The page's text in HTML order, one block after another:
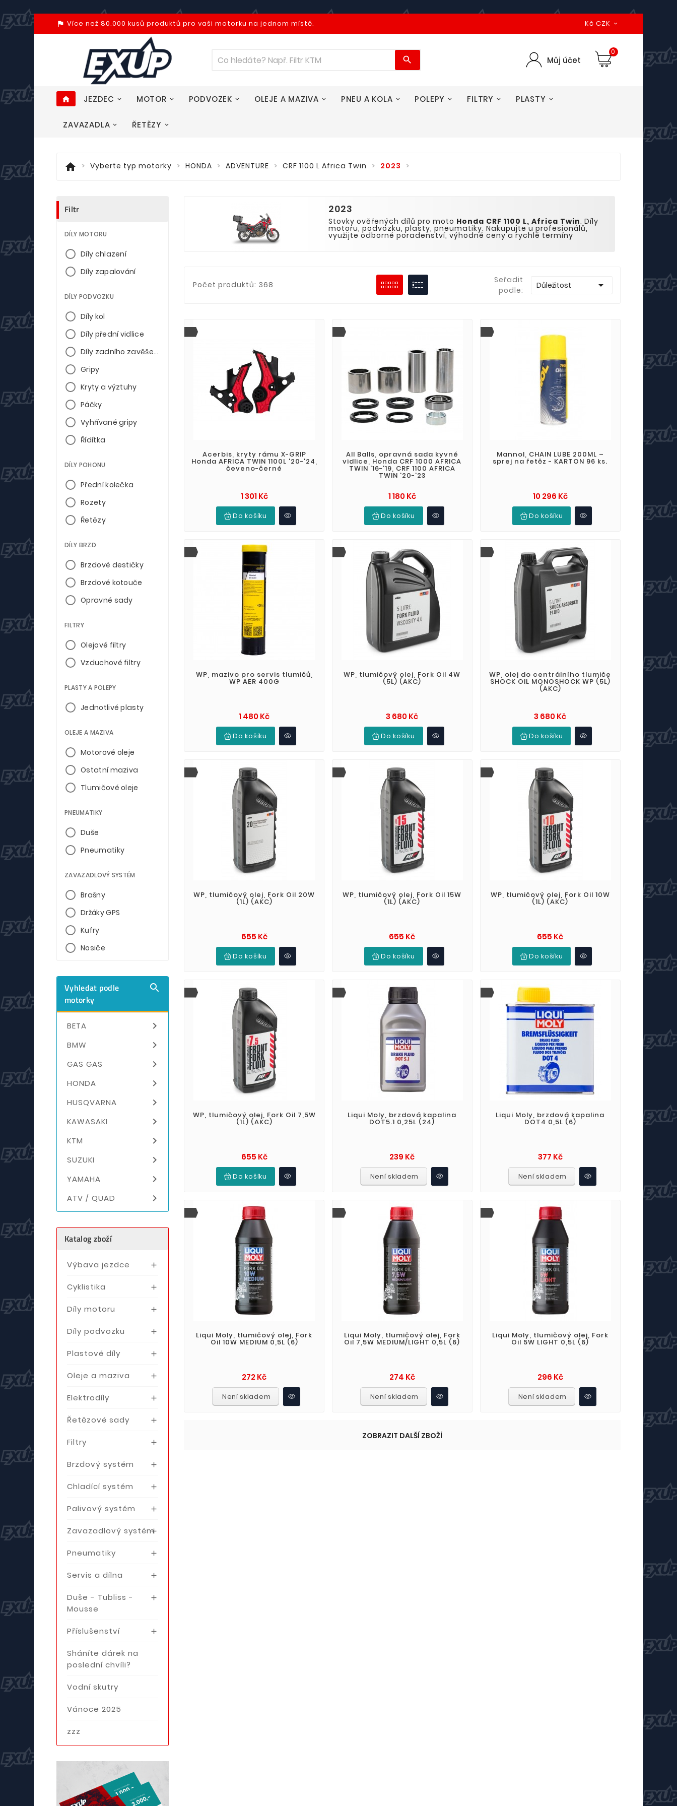
assistant_photo Více než 80.000 kusů produktů pro vaši motorku na jednom místě. Kč CZK 
 Můj účet
0
home JEZDEC MOTOR PODVOZEK OLEJE A MAZIVA PNEU A KOLA POLEPY FILTRY PLASTY
ZAVAZADLA ŘETĚZY
home Vyberte typ motorky HONDA ADVENTURE CRF 1100 L Africa Twin 2023
Filtr
DÍLY MOTORU
Díly chlazení
Díly zapalování
DÍLY PODVOZKU
Díly kol
Díly přední vidlice
Díly zadního zavěšení
Gripy
Kryty a výztuhy
Páčky
Vyhřívané gripy
Řídítka
DÍLY POHONU
Přední kolečka
Rozety
Řetězy
DÍLY BRZD
Brzdové destičky
Brzdové kotouče
Opravné sady
FILTRY
Olejové filtry
Vzduchové filtry
PLASTY A POLEPY
Jednotlivé plasty
OLEJE A MAZIVA
Motorové oleje
Ostatní maziva
Tlumičové oleje
PNEUMATIKY
Duše
Pneumatiky
ZAVAZADLOVÝ SYSTÉM
Brašny
Držáky GPS
Kufry
Nosiče
Vyhledat podle
motorky

BETA 
BMW 
GAS GAS 
HONDA 
HUSQVARNA 
KAWASAKI 
KTM 
SUZUKI 
YAMAHA 
ATV / QUAD 
Katalog zboží
Výbava jezdce 
Cyklistika 
Díly motoru 
Díly podvozku 
Plastové díly 
Oleje a maziva 
Elektrodíly 
Řetězové sady 
Filtry 
Brzdový systém 
Chladící systém 
Palivový systém 
Zavazadlový systém

Pneumatiky 
Servis a dílna 
Duše - Tubliss -
Mousse

Příslušenství 
Sháníte dárek na
poslední chvíli?
Vodní skutry
Vánoce 2025
zzz
2023
Stovky ověřených dílů pro moto Honda CRF 1100 L, Africa Twin. Díly
motoru, podvozku, plasty, pneumatiky. Nakupujte u profesionálů,
využijte odborné poradenství, výhodné ceny a rychlé termíny
Počet produktů: 368
Seřadit
podle:
Důležitost 
Acerbis, kryty rámu X-GRIP
Honda AFRICA TWIN 1100L '20-'24,
čeveno-černé
1 301 KčCena
Do košíku
All Balls, opravná sada kyvné
vidlice, Honda CRF 1000 AFRICA
TWIN '16-'19, CRF 1100 AFRICA
TWIN '20-'23
1 180 KčCena
Do košíku
Mannol, CHAIN LUBE 200ML –
sprej na řetěz - KARTON 96 ks.
10 296 KčCena
Do košíku
WP, mazivo pro servis tlumičů,
WP AER 400G
1 480 KčCena
Do košíku
WP, tlumičový olej, Fork Oil 4W
(5L) (AKC)
3 680 KčCena
Do košíku
WP, olej do centrálního tlumiče
SHOCK OIL MONOSHOCK WP (5L)
(AKC)
3 680 KčCena
Do košíku
WP, tlumičový olej, Fork Oil 20W
(1L) (AKC)
655 KčCena
Do košíku
WP, tlumičový olej, Fork Oil 15W
(1L) (AKC)
655 KčCena
Do košíku
WP, tlumičový olej, Fork Oil 10W
(1L) (AKC)
655 KčCena
Do košíku
WP, tlumičový olej, Fork Oil 7,5W
(1L) (AKC)
655 KčCena
Do košíku
Liqui Moly, brzdová kapalina
DOT5.1 0,25L (24)
239 KčCena
Není skladem
Liqui Moly, brzdová kapalina
DOT4 0,5L (6)
377 KčCena
Není skladem
Liqui Moly, tlumičový olej, Fork
Oil 10W MEDIUM 0,5L (6)
272 KčCena
Není skladem
Liqui Moly, tlumičový olej, Fork
Oil 7,5W MEDIUM/LIGHT 0,5L (6)
274 KčCena
Není skladem
Liqui Moly, tlumičový olej, Fork
Oil 5W LIGHT 0,5L (6)
296 KčCena
Není skladem
ZOBRAZIT DALŠÍ ZBOŽÍ